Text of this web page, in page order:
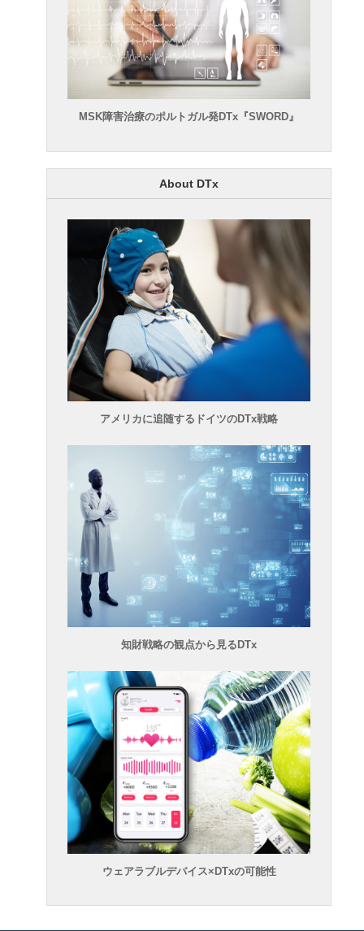
MSK障害治療のポルトガル発DTx『SWORD』
About DTx
アメリカに追随するドイツのDTx戦略
知財戦略の観点から見るDTx
ウェアラブルデバイス×DTxの可能性